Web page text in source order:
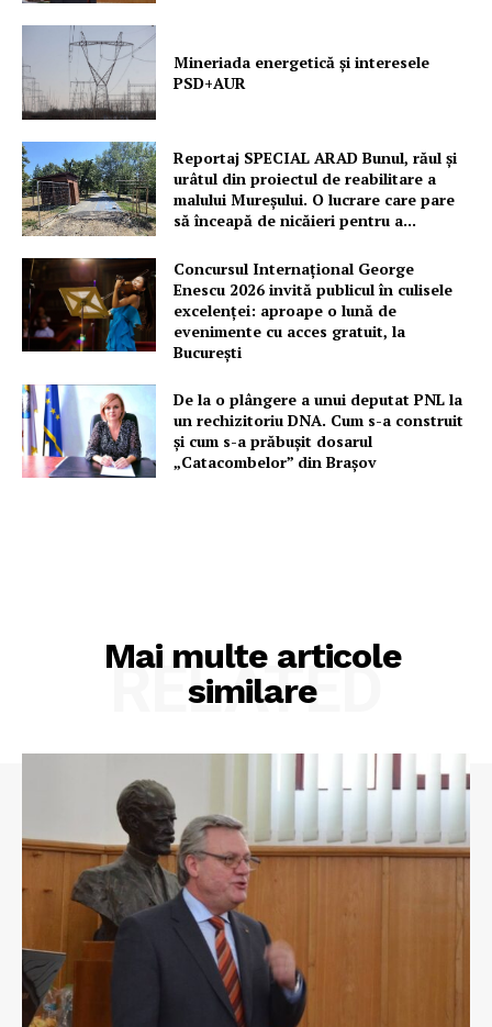
Mineriada energetică și interesele
PSD+AUR
Reportaj SPECIAL ARAD Bunul, răul și
urâtul din proiectul de reabilitare a
malului Mureșului. O lucrare care pare
să înceapă de nicăieri pentru a...
Concursul Internațional George
Enescu 2026 invită publicul în culisele
excelenței: aproape o lună de
evenimente cu acces gratuit, la
București
De la o plângere a unui deputat PNL la
un rechizitoriu DNA. Cum s-a construit
și cum s-a prăbușit dosarul
„Catacombelor” din Brașov
Mai multe articole
similare
RELATED